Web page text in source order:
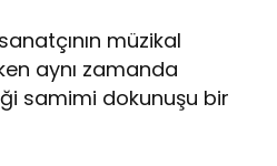
müzikal
aynı zamanda
samimi dokunuşu bir